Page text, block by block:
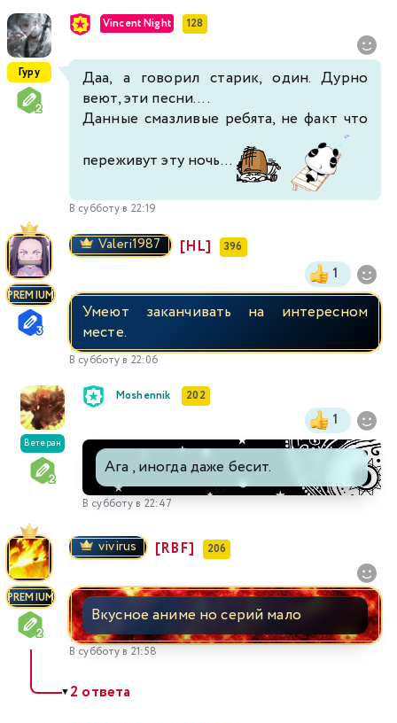
Гуру
Vincent Night 128
Даа, а говорил старик, один. Дурно
веют, эти песни....
Данные смазливые ребята, не факт что
переживут эту ночь...
В субботу в 22:19
PREMIUM
Valeri1987 [HL] 396
1
Умеют заканчивать на интересном
месте.
В субботу в 22:06
Ветеран
Moshennik 202
1
Ага , иногда даже бесит.
В субботу в 22:47
PREMIUM
vivirus [RBF] 206
Вкусное аниме но серий мало
В субботу в 21:58
▼2 ответа